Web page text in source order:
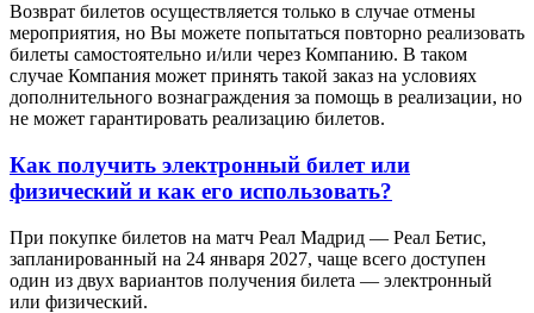
Возврат билетов осуществляется только в случае отмены
мероприятия, но Вы можете попытаться повторно реализовать
билеты самостоятельно и/или через Компанию. В таком
случае Компания может принять такой заказ на условиях
дополнительного вознаграждения за помощь в реализации, но
не может гарантировать реализацию билетов.
Как получить электронный билет или
физический и как его использовать?
При покупке билетов на матч Реал Мадрид — Реал Бетис,
запланированный на 24 января 2027, чаще всего доступен
один из двух вариантов получения билета — электронный
или физический.